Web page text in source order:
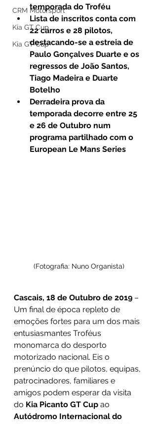
CRM Motorsport
Kia GT Cup
Kia GT Cup
temporada do Troféu
Lista de inscritos conta com
22 carros e 28 pilotos,
destacando-se a estreia de
Paulo Gonçalves Duarte e os
regressos de João Santos,
Tiago Madeira e Duarte
Botelho
Derradeira prova da
temporada decorre entre 25
e 26 de Outubro num
programa partilhado com o
European Le Mans Series
(Fotografia: Nuno Organista)
Cascais, 18 de Outubro de 2019 –
Um final de época repleto de
emoções fortes para um dos mais
entusiasmantes Troféus
monomarca do desporto
motorizado nacional. Eis o
prenúncio do que pilotos, equipas,
patrocinadores, familiares e
amigos podem esperar da visita
do Kia Picanto GT Cup ao
Autódromo Internacional do